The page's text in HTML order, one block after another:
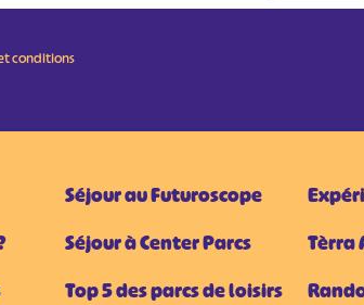
conditions
Séjour au Futuroscope
Séjour à Center Parcs
Top 5 des parcs de loisirs
Tèrra